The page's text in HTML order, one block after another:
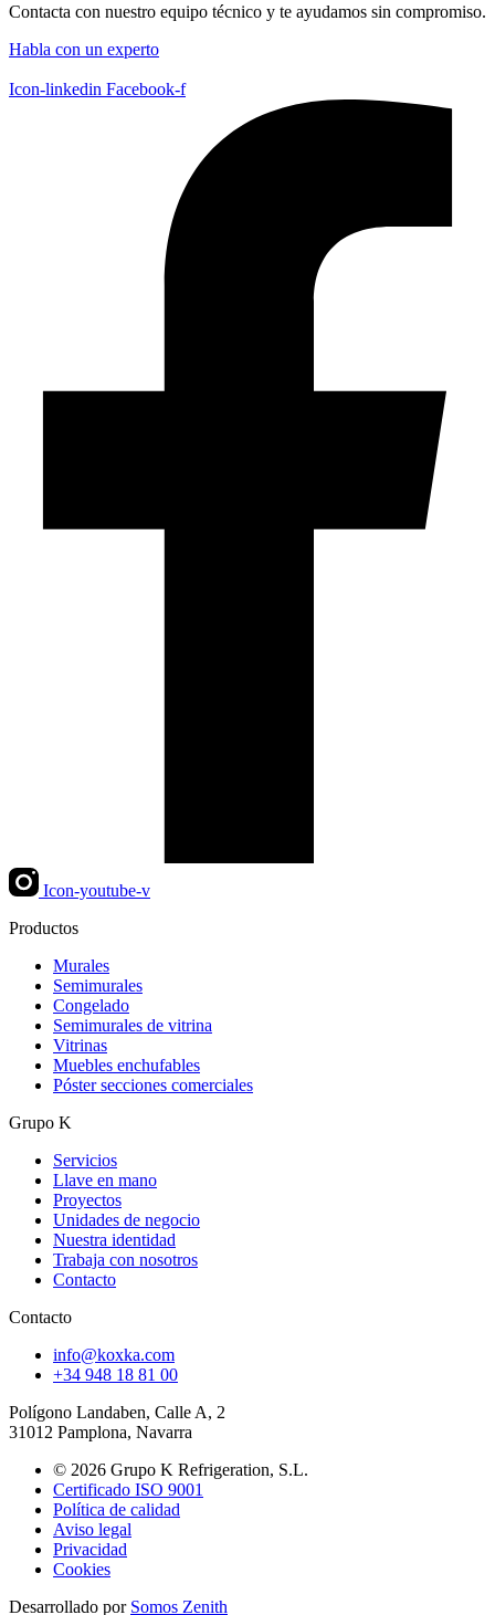
Contacta con nuestro equipo técnico y te ayudamos sin compromiso.
Habla con un experto
Icon-linkedin Facebook-f
Icon-youtube-v
Productos
Murales
Semimurales
Congelado
Semimurales de vitrina
Vitrinas
Muebles enchufables
Póster secciones comerciales
Grupo K
Servicios
Llave en mano
Proyectos
Unidades de negocio
Nuestra identidad
Trabaja con nosotros
Contacto
Contacto
info@koxka.com
+34 948 18 81 00
Polígono Landaben, Calle A, 2
31012 Pamplona, Navarra
© 2026 Grupo K Refrigeration, S.L.
Certificado ISO 9001
Política de calidad
Aviso legal
Privacidad
Cookies
Desarrollado por Somos Zenith